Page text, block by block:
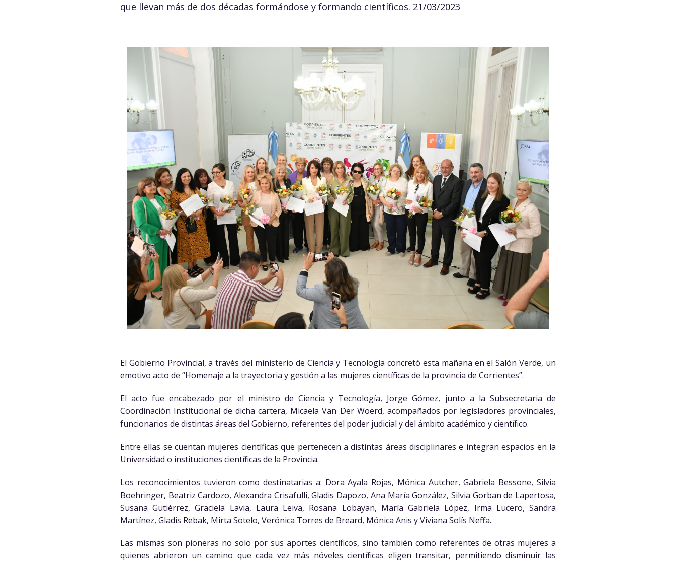
que llevan más de dos décadas formándose y formando científicos. 21/03/2023
El Gobierno Provincial, a través del ministerio de Ciencia y Tecnología concretó esta mañana en el Salón Verde, un
emotivo acto de “Homenaje a la trayectoria y gestión a las mujeres científicas de la provincia de Corrientes”.
El acto fue encabezado por el ministro de Ciencia y Tecnología, Jorge Gómez, junto a la Subsecretaria de
Coordinación Institucional de dicha cartera, Micaela Van Der Woerd, acompañados por legisladores provinciales,
funcionarios de distintas áreas del Gobierno, referentes del poder judicial y del ámbito académico y científico.
Entre ellas se cuentan mujeres científicas que pertenecen a distintas áreas disciplinares e integran espacios en la
Universidad o instituciones científicas de la Provincia.
Los reconocimientos tuvieron como destinatarias a: Dora Ayala Rojas, Mónica Autcher, Gabriela Bessone, Silvia
Boehringer, Beatriz Cardozo, Alexandra Crisafulli, Gladis Dapozo, Ana María González, Silvia Gorban de Lapertosa,
Susana Gutiérrez, Graciela Lavia, Laura Leiva, Rosana Lobayan, María Gabriela López, Irma Lucero, Sandra
Martínez, Gladis Rebak, Mirta Sotelo, Verónica Torres de Breard, Mónica Anis y Viviana Solís Neffa.
Las mismas son pioneras no solo por sus aportes científicos, sino también como referentes de otras mujeres a
quienes abrieron un camino que cada vez más nóveles científicas eligen transitar, permitiendo disminuir las